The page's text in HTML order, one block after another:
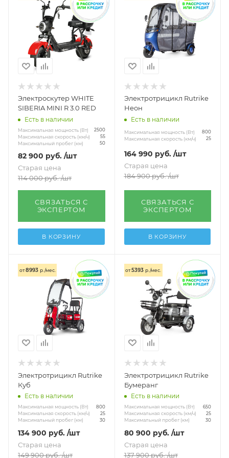
Электроскутер WHITE
SIBERIA MINI R 3.0 RED
Есть в наличии
Максимальная мощность (Вт) 2500
Максимальная скорость (км/ч) 55
Максимальный пробег (км) 50
82 900 руб. /шт
Старая цена
114 000руб. /шт
СВЯЗАТЬСЯ С
ЭКСПЕРТОМ
В КОРЗИНУ
Электротрицикл Rutrike
Неон
Есть в наличии
Максимальная мощность (Вт) 800
Максимальная скорость (км/ч) 25
164 990 руб. /шт
Старая цена
184 900руб. /шт
СВЯЗАТЬСЯ С
ЭКСПЕРТОМ
В КОРЗИНУ
от8993 р./мес.
Электротрицикл Rutrike
Куб
Есть в наличии
Максимальная мощность (Вт) 800
Максимальная скорость (км/ч) 25
Максимальный пробег (км) 30
134 900 руб. /шт
Старая цена
149 900руб. /шт
от5393 р./мес.
Электротрицикл Rutrike
Бумеранг
Есть в наличии
Максимальная мощность (Вт) 650
Максимальная скорость (км/ч) 25
Максимальный пробег (км) 30
80 900 руб. /шт
Старая цена
137 900руб. /шт